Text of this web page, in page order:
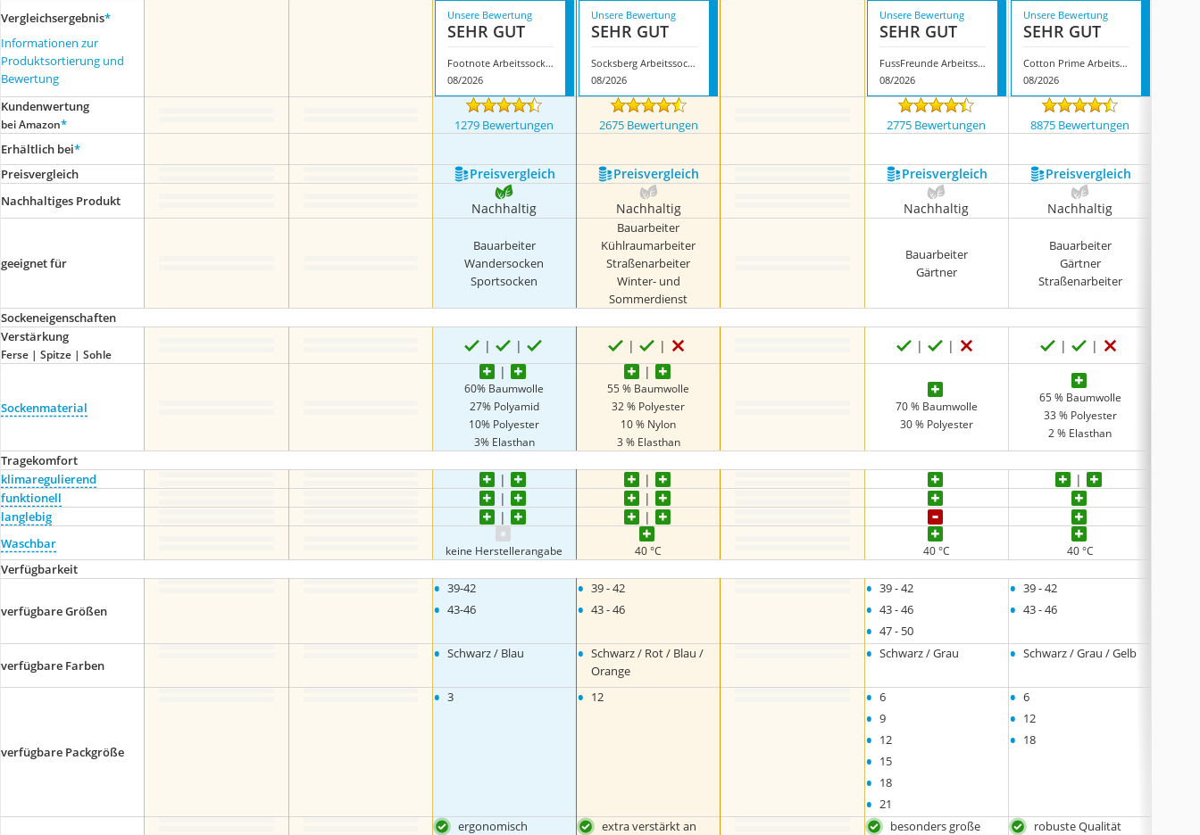
Vergleichsergebnis*
Informationen zur
Produktsortierung und
Bewertung
Unsere Bewertung
SEHR GUT
Footnote Arbeitssocken
08/2026
Unsere Bewertung
SEHR GUT
Socksberg Arbeitssocken
08/2026
Unsere Bewertung
SEHR GUT
FussFreunde Arbeitssocken
08/2026
Unsere Bewertung
SEHR GUT
Cotton Prime Arbeitssocken
08/2026
Kundenwertung
bei Amazon* 1279 Bewertungen 2675 Bewertungen 2775 Bewertungen 8875 Bewertungen
Erhältlich bei*
Preis­vergleich
Preis­vergleich Preis­vergleich Preis­vergleich Preis­vergleich
Nachhaltiges Produkt Nachhaltig Nachhaltig Nachhaltig Nachhaltig
geeignet für
Bauarbeiter
Wandersocken
Sportsocken
Bauarbeiter
Kühlraumarbeiter
Straßenarbeiter
Winter- und
Sommerdienst
Bauarbeiter
Gärtner
Bauarbeiter
Gärtner
Straßenarbeiter
Sockeneigenschaften
Verstärkung
Ferse | Spitze | Sohle
Sockenmaterial
60% Baumwolle
27% Polyamid
10% Polyester
3% Elasthan
55 % Baumwolle
32 % Polyester
10 % Nylon
3 % Elasthan
70 % Baumwolle
30 % Polyester
65 % Baumwolle
33 % Polyester
2 % Elasthan
Tragekomfort
klimaregulierend
funktionell
langlebig
Waschbar
keine Herstellerangabe 40 °C 40 °C 40 °C
Verfügbarkeit
verfügbare Größen
• 39-42
• 43-46
• 39 - 42
• 43 - 46
• 39 - 42
• 43 - 46
• 47 - 50
• 39 - 42
• 43 - 46
verfügbare Farben • Schwarz / Blau • Schwarz / Rot / Blau /
Orange
• Schwarz / Grau • Schwarz / Grau / Gelb
verfügbare Packgröße
• 3 • 12 • 6
• 9
• 12
• 15
• 18
• 21
• 6
• 12
• 18
ergonomisch
extra verstärkt an
besonders große
robuste Qualität